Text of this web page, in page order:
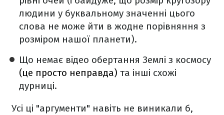
людини у буквальному значенні цього
слова не може йти в жодне порівняння з
розміром нашої планети).
Що немає відео обертання Землі з космосу
(це просто неправда) та інші схожі
дурниці.
Усі ці "аргументи" навіть не виникали б,